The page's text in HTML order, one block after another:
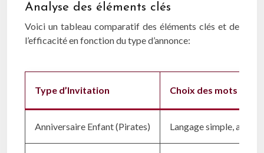
Analyse des éléments clés
Voici un tableau comparatif des éléments clés et de
l’efficacité en fonction du type d’annonce:
Type d’Invitation Choix des mots
Anniversaire Enfant (Pirates) Langage simple,